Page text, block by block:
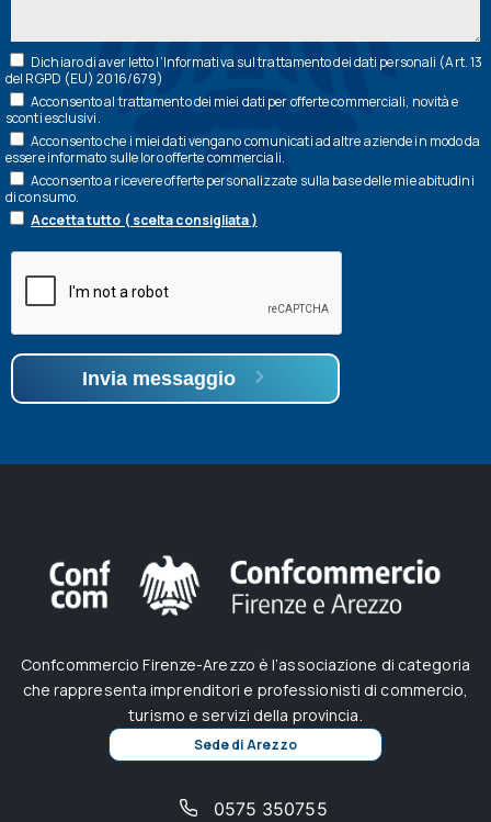
Dichiaro di aver letto l’Informativa sul trattamento dei dati personali (Art. 13
del RGPD (EU) 2016/679)
Acconsento al trattamento dei miei dati per offerte commerciali, novità e
sconti esclusivi.
Acconsento che i miei dati vengano comunicati ad altre aziende in modo da
essere informato sulle loro offerte commerciali.
Acconsento a ricevere offerte personalizzate sulla base delle mie abitudini
di consumo.
Accetta tutto ( scelta consigliata )
Invia messaggio
Confcommercio Firenze-Arezzo è l’associazione di categoria
che rappresenta imprenditori e professionisti di commercio,
turismo e servizi della provincia.
Sede di Arezzo
0575 350755